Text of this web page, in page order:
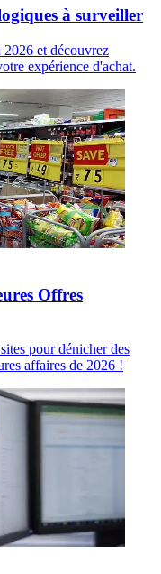
à surveiller
2026 et découvrez
expérience d'achat.
Offres
pour dénicher des
affaires de 2026 !